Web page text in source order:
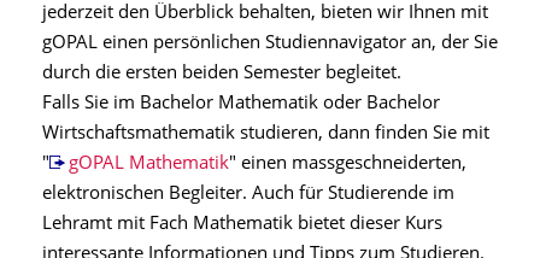
jederzeit den Überblick behalten, bieten wir Ihnen mit
gOPAL einen persönlichen Studiennavigator an, der Sie
durch die ersten beiden Semester begleitet.
Falls Sie im Bachelor Mathematik oder Bachelor
Wirtschaftsmathematik studieren, dann finden Sie mit
"
gOPAL Mathematik" einen massgeschneiderten,
elektronischen Begleiter. Auch für Studierende im
Lehramt mit Fach Mathematik bietet dieser Kurs